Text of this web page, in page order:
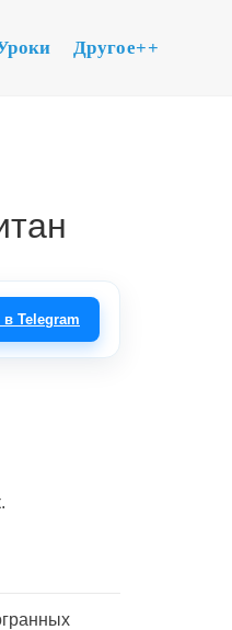
Другое++
в Telegram